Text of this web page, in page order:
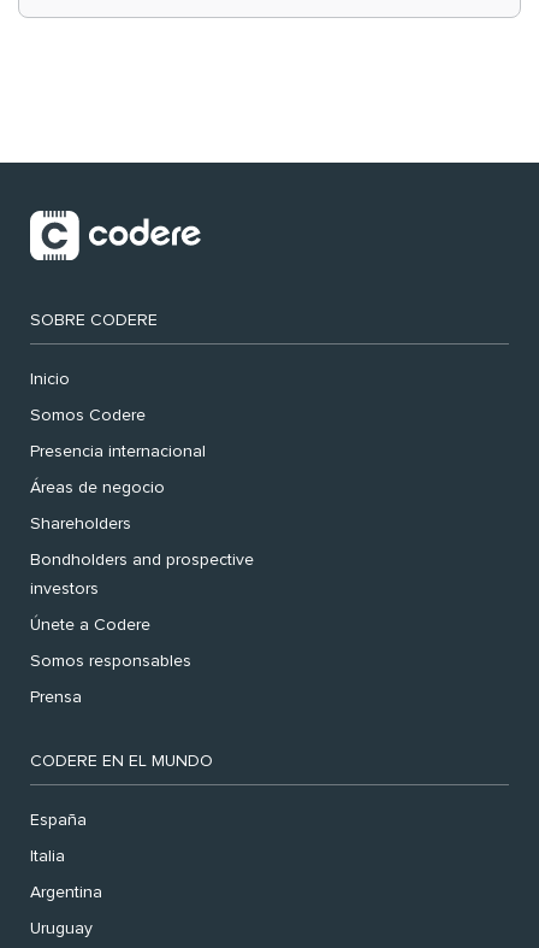
SOBRE CODERE
Inicio
Somos Codere
Presencia internacional
Áreas de negocio
Shareholders
Bondholders and prospective
investors
Únete a Codere
Somos responsables
Prensa
CODERE EN EL MUNDO
España
Italia
Argentina
Uruguay